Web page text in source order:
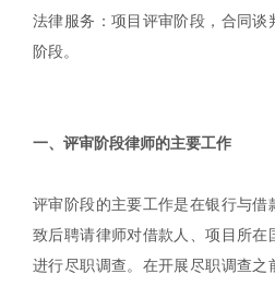
法律服务：项目评审阶段，合同
阶段。
一、评审阶段律师的主要工作
评审阶段的主要工作是在银行与
致后聘请律师对借款人、项目所在
进行尽职调查。在开展尽职调查